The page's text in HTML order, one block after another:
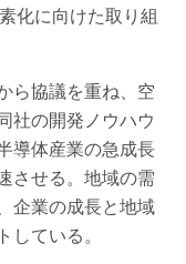
化に向けた取り組
ら協議を重ね、空
社の開発ノウハウ
導体産業の急成長
させる。地域の需
企業の成長と地域
ている。